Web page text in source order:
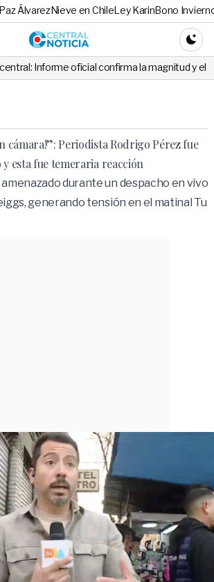
Paz ÁlvarezNieve en ChileLey KarinBono
Central
oficial confirma la magnitud y el origen del
cámara!”: Periodista Rodrigo Pérez fue
y esta fue temeraria reacción
durante un despacho en vivo
generando tensión en el matinal Tu